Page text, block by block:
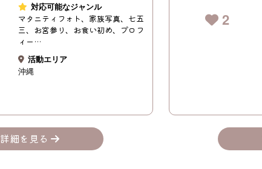
対応可能なジャンル
マタニティフォト、家族写真、七五
三、お宮参り、お食い初め、プロフ
ィー…
活動エリア
沖縄
詳細を見る
2